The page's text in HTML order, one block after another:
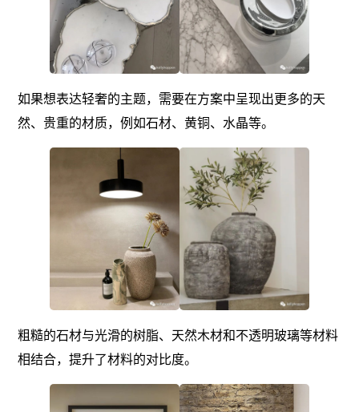
如果想表达轻奢的主题，需要在方案中呈现出更多的天
然、贵重的材质，例如石材、黄铜、水晶等。
粗糙的石材与光滑的树脂、天然木材和不透明玻璃等材料
相结合，提升了材料的对比度。